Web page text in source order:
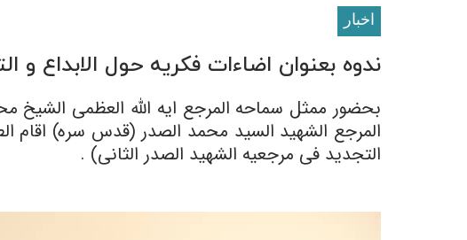
اخبار
ندوه بعنوان اضاءات فکریه حول الابداع و
بحضور ممثل سماحه المرجع ایه الله العظمى الشیخ
المرجع الشهید السید محمد الصدر (قدس سره) اقام
التجدید فی مرجعیه الشهید الصدر الثانی) .